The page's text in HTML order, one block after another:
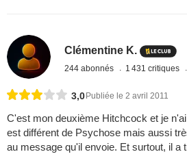
Clémentine K.
244 abonnés 1 431 critiques
3,0 Publiée le 2 avril 2011
C'est mon deuxième Hitchcock et je
est différent de Psychose mais aussi
au message qu'il envoie. Et surtout, il a